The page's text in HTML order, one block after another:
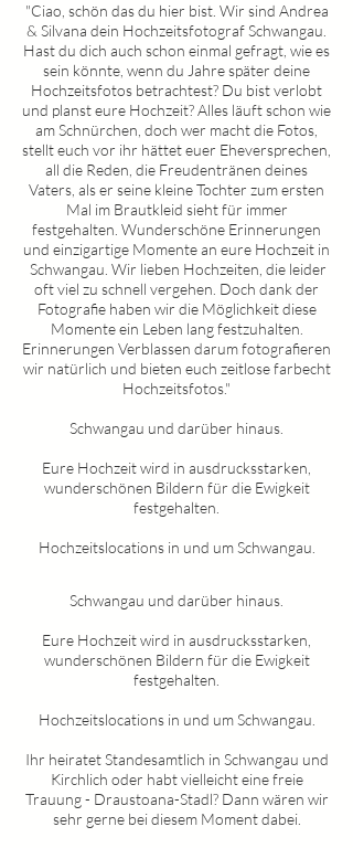
"Ciao, schön das du hier bist. Wir sind Andrea
& Silvana dein HochzeitsfotografSchwangau
Hast du dich auch schon einmal gefragt, wie es
sein könnte, wenn du Jahre später deine
Hochzeitsfotos betrachtest? Du bist verlobt
und planst eure Hochzeit? Alles läuft schon wie
am Schnürchen, doch wer macht die Fotos,
stellt euch vor ihr hättet euer Eheversprechen,
all die Reden, die Freudentränen deines
Vaters, als er seine kleine Tochter zum ersten
Mal im Brautkleid sieht für immer
festgehalten. Wunderschöne Erinnerungen
und einzigartige Momente an eure Hochzeit in
Schwangau . Wir lieben Hochzeiten, die leider
oft viel zu schnell vergehen. Doch dank der
Fotografie haben wir die Möglichkeit diese
Momente ein Leben lang festzuhalten.
Erinnerungen Verblassen darum fotografieren
wir natürlich und bieten euch zeitlose farbecht
Hochzeitsfotos."
Schwangau und darüber hinaus.
Eure Hochzeit wird in ausdrucksstarken,
wunderschönen Bildern für die Ewigkeit
festgehalten.
Hochzeitslocations in und umSchwangau
Schwangau und darüber hinaus.
Eure Hochzeit wird in ausdrucksstarken,
wunderschönen Bildern für die Ewigkeit
festgehalten.
Hochzeitslocations in und umSchwangau
Ihr heiratet Standesamtlich in Schwangau und
Kirchlich oder habt vielleicht eine freie
Trauung - Draustoana-Stadl? Dann wären wir
sehr gerne bei diesem Moment dabei.